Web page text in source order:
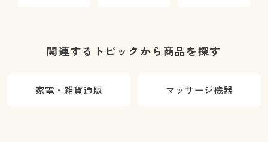
関連するトピックから商品を探す
家電・雑貨通販 マッサージ機器